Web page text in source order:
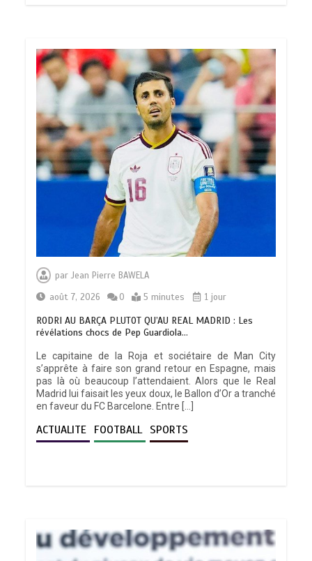
parJean Pierre BAWELA
août 7, 2026
0 5 minutes 1 jour
RODRI AU BARÇA PLUTOT QU’AU REAL MADRID : Les
révélations chocs de Pep Guardiola…
Le capitaine de la Roja et sociétaire de Man City
s’apprête à faire son grand retour en Espagne, mais
pas là où beaucoup l’attendaient. Alors que le Real
Madrid lui faisait les yeux doux, le Ballon d’Or a tranché
en faveur du FC Barcelone. Entre […]
ACTUALITE FOOTBALL SPORTS